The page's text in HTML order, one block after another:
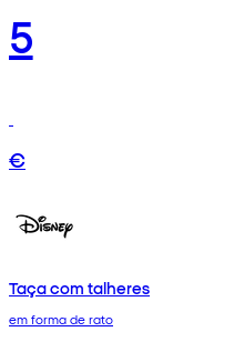
5
€
Taça com talheres
em forma de rato